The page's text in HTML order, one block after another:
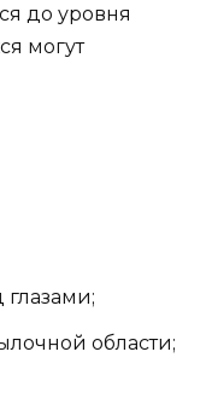
до уровня
могут
области;